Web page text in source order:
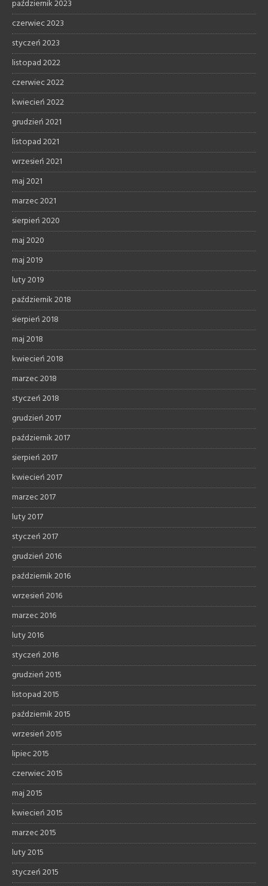
październik 2023
czerwiec 2023
styczeń 2023
listopad 2022
czerwiec 2022
kwiecień 2022
grudzień 2021
listopad 2021
wrzesień 2021
maj 2021
marzec 2021
sierpień 2020
maj 2020
maj 2019
luty 2019
październik 2018
sierpień 2018
maj 2018
kwiecień 2018
marzec 2018
styczeń 2018
grudzień 2017
październik 2017
sierpień 2017
kwiecień 2017
marzec 2017
luty 2017
styczeń 2017
grudzień 2016
październik 2016
wrzesień 2016
marzec 2016
luty 2016
styczeń 2016
grudzień 2015
listopad 2015
październik 2015
wrzesień 2015
lipiec 2015
czerwiec 2015
maj 2015
kwiecień 2015
marzec 2015
luty 2015
styczeń 2015